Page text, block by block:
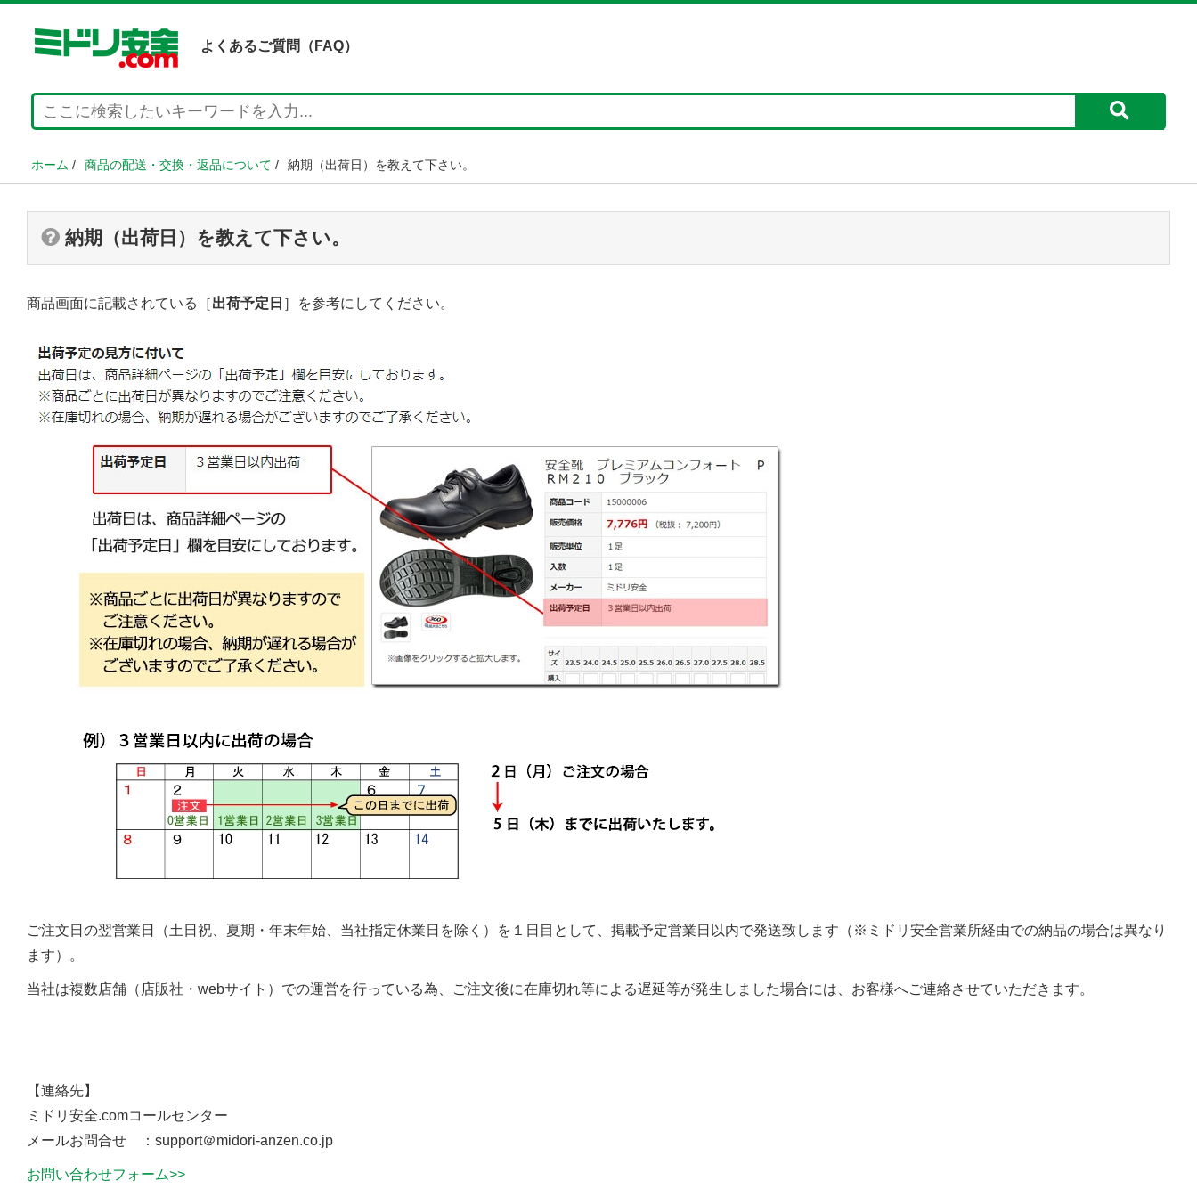
よくあるご質問（FAQ）
ホーム / 商品の配送・交換・返品について / 納期（出荷日）を教えて下さい。
納期（出荷日）を教えて下さい。
商品画面に記載されている［出荷予定日 ］を参考にしてください。
ご注文日の翌営業日（土日祝、夏期・年末年始、当社指定休業日を除く）を１日目として、掲載予定営業日以内で発送致します（※ミドリ安全営業所経由での納品の場合は異なり
ます）。
当社は複数店舗（店販社・webサイト）での運営を行っている為、ご注文後に在庫切れ等による遅延等が発生しました場合には、お客様へご連絡させていただきます。
【連絡先】
ミドリ安全.comコールセンター
メールお問合せ ：support＠midori-anzen.co.jp
お問い合わせフォーム>>